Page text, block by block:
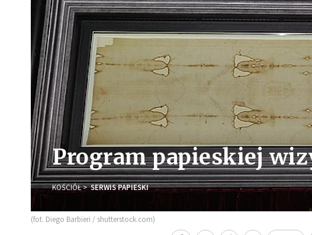
Program papieskiej
KOŚCIÓŁ SERWIS PAPIESKI
(fot. Diego Barbieri / shutterstock.com)